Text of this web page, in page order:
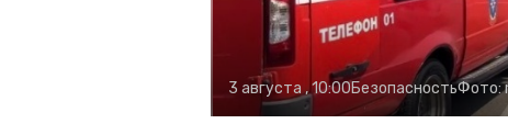
3 августа , 10:00БезопасностьФото: